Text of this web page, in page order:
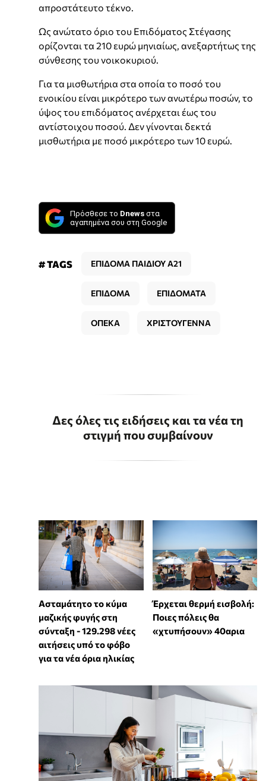
απροστάτευτο τέκνο.
Ως ανώτατο όριο του Επιδόματος Στέγασης
ορίζονται τα 210 ευρώ μηνιαίως, ανεξαρτήτως της
σύνθεσης του νοικοκυριού.
Για τα μισθωτήρια στα οποία το ποσό του
ενοικίου είναι μικρότερο των ανωτέρω ποσών, το
ύψος του επιδόματος ανέρχεται έως του
αντίστοιχου ποσού. Δεν γίνονται δεκτά
μισθωτήρια με ποσό μικρότερο των 10 ευρώ.
Πρόσθεσε το Dnews στα
αγαπημένα σου στη Google
# TAGS ΕΠΙΔΟΜΑ ΠΑΙΔΙΟΥ Α21
ΕΠΙΔΟΜΑ ΕΠΙΔΟΜΑΤΑ
ΟΠΕΚΑ ΧΡΙΣΤΟΥΓΕΝΝΑ
Δες όλες τις ειδήσεις και τα νέα τη
στιγμή που συμβαίνουν
Ασταμάτητο το κύμα
μαζικής φυγής στη
σύνταξη - 129.298 νέες
αιτήσεις υπό το φόβο
για τα νέα όρια ηλικίας
Έρχεται θερμή εισβολή:
Ποιες πόλεις θα
«χτυπήσουν» 40αρια